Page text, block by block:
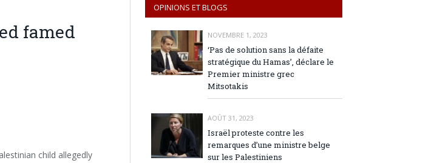
famed
child allegedly
OPINIONS ET BLOGS
NOVEMBRE 1, 2023
‘Pas de solution sans la défaite
stratégique du Hamas’, déclare le
Premier ministre grec
Mitsotakis
AOÛT 31, 2023
Israël proteste contre les
remarques d’une ministre belge
sur les Palestiniens